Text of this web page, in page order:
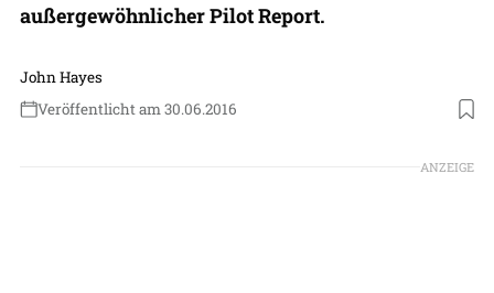
außergewöhnlicher Pilot Report.
John Hayes
Veröffentlicht am 30.06.2016
ANZEIGE